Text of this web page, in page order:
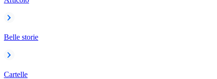
Belle storie
Cartelle